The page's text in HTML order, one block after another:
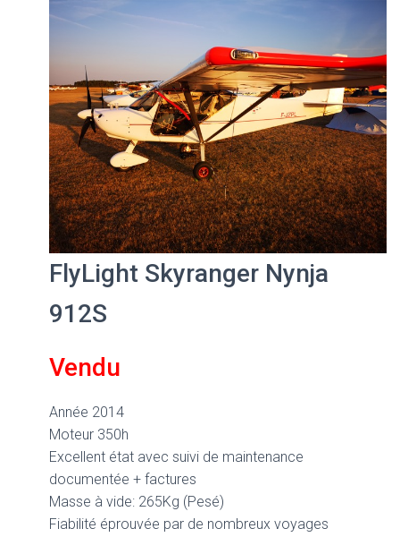
FlyLight Skyranger Nynja
912S
Vendu
Année 2014
Moteur 350h
Excellent état avec suivi de maintenance
documentée + factures
Masse à vide: 265Kg (Pesé)
Fiabilité éprouvée par de nombreux voyages